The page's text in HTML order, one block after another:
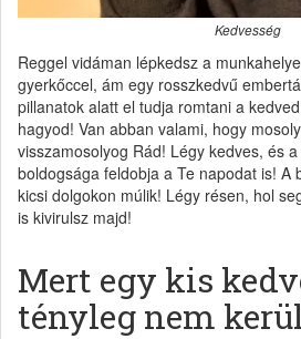
Kedvesség
Reggel vidáman lépkedsz a
gyerkőccel, ám egy rosszkedvű
pillanatok alatt el tudja romtani a
hagyod! Van abban valami, hogy
visszamosolyog Rád! Légy kedves, és
boldogsága feldobja a Te napodat is! A
kicsi dolgokon múlik! Légy résen, hol
is kivirulsz majd!
Mert egy kis
tényleg nem